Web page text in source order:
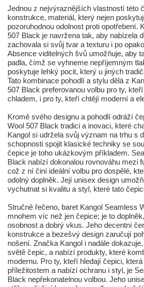
Jednou z nejvýraznějších vlastností této
konstrukce, materiál, který nejen
pozoruhodnou odolnost proti opotřebení.
507 Black je navržena tak, aby nabízela
zachovala si svůj tvar a texturu i po
Absence viditelných švů umožňuje, aby
padla, čímž se vyhneme nepříjemným
poskytuje lehký pocit, který u jiných
Tato kombinace pohodlí a stylu dělá z
507 Black preferovanou volbu pro ty,
chladem, i pro ty, kteří chtějí moderní a
Kromě svého designu a pohodlí odráží
Wool 507 Black tradici a inovaci, které
Kangol si udržela svůj význam na trhu s
schopnosti spojit klasické techniky se
čepice je toho ukázkovým příkladem.
Black nabízí dokonalou rovnováhu mezi
což z ní činí ideální volbu pro dospělé,
odolný doplněk. Její unisex design
vychutnat si kvalitu a styl, které tato
Stručně řečeno, baret Kangol Seamless
mnohem víc než jen čepice; je to
osobnost a dobrý vkus. Jeho decentní
konstrukce a bezešvý design zaručují
nošení. Značka Kangol i nadále
světě čepic, a nabízí produkty, které
modernu. Pro ty, kteří hledají čepici,
příležitostem a nabízí ochranu i styl, je
Black nepřekonatelnou volbou. Jeho